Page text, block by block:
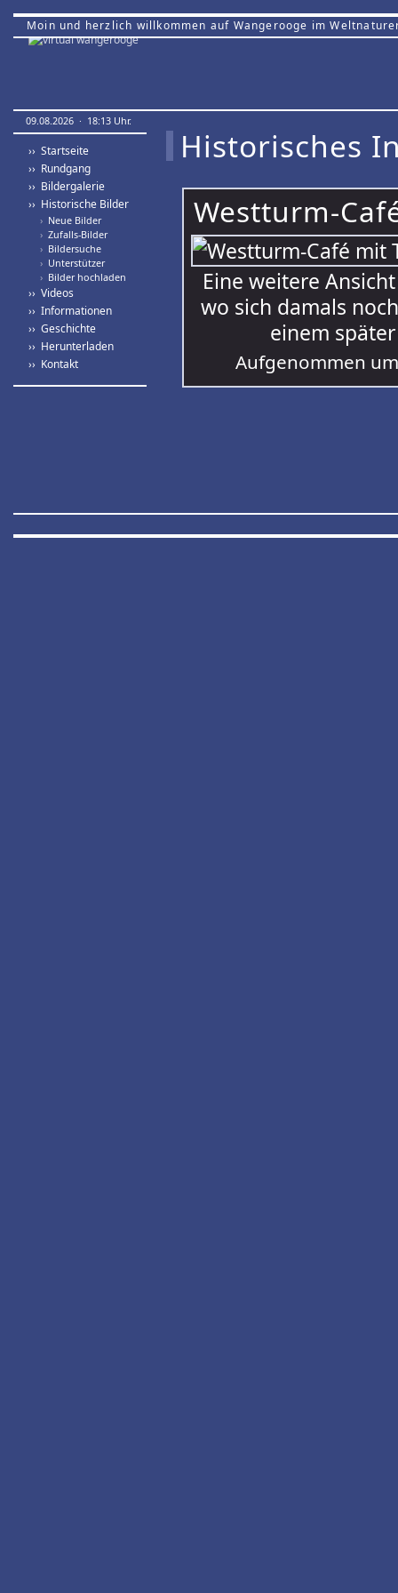
Moin und herzlich willkommen auf Wangerooge im
09.08.2026 · 18:13 Uhr.
›› Startseite
›› Rundgang
›› Bildergalerie
›› Historische Bilder
› Neue Bilder
› Zufalls-Bilder
› Bildersuche
› Unterstützer
› Bilder hochladen
›› Videos
›› Informationen
›› Geschichte
›› Herunterladen
›› Kontakt
Historisches
Westturm-
Eine weitere
wo sich damals
einem
Aufgenommen